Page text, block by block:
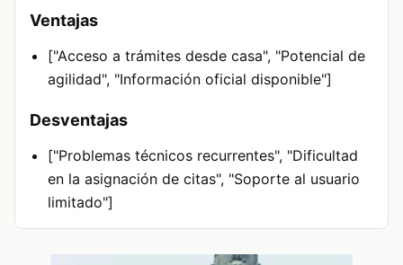
Ventajas
["Acceso a trámites desde casa", "Potencial de
agilidad", "Información oficial disponible"]
Desventajas
["Problemas técnicos recurrentes", "Dificultad
en la asignación de citas", "Soporte al usuario
limitado"]